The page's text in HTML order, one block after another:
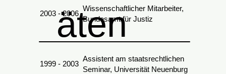
äten
2003 - 2006
Wissenschaftlicher Mitarbeiter,
Bundesamt für Justiz
1999 - 2003
Assistent am staatsrechtlichen
Seminar, Universität Neuenburg